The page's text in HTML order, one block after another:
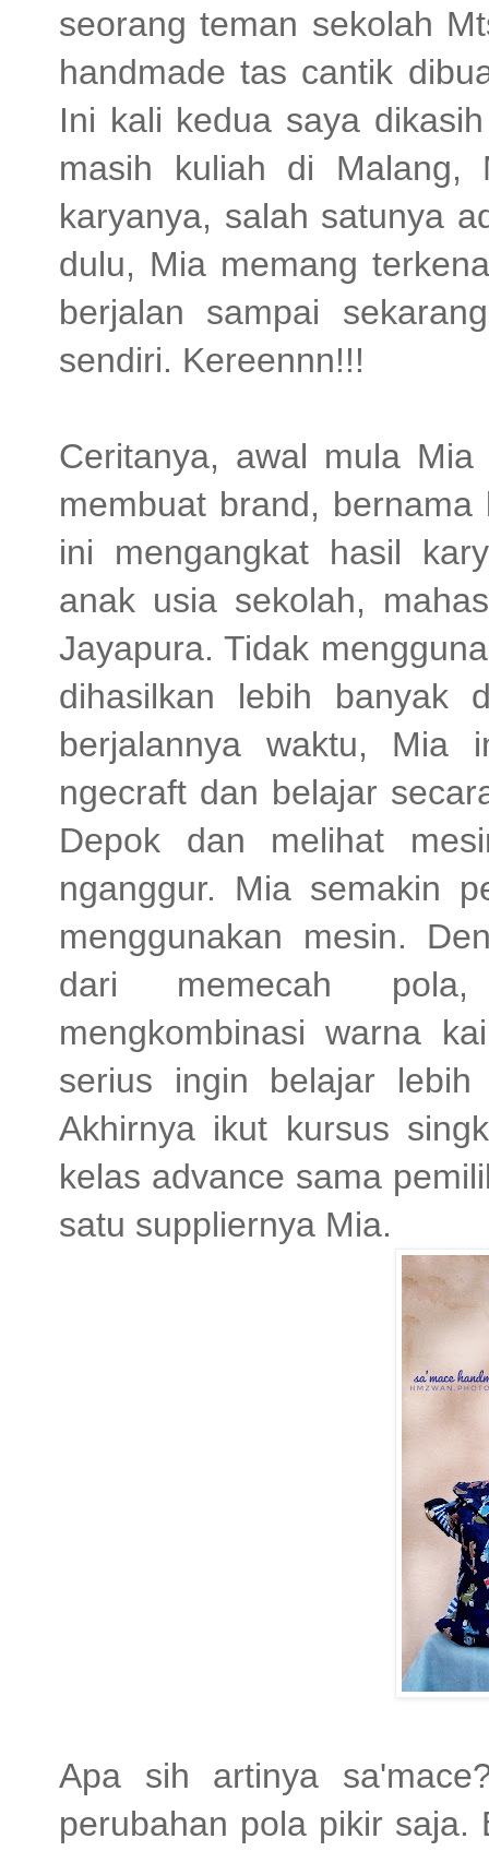
seorang teman sekolah
handmade tas cantik
Ini kali kedua saya
masih kuliah di Malang,
karyanya, salah satunya
dulu, Mia memang
berjalan sampai
sendiri. Kereennn!!!
Ceritanya, awal mula
membuat brand,
ini mengangkat hasil
anak usia sekolah,
Jayapura. Tidak
dihasilkan lebih banyak
berjalannya waktu, Mia
ngecraft dan belajar
Depok dan melihat
nganggur. Mia semakin
menggunakan mesin.
dari memecah pola,
mengkombinasi warna
serius ingin belajar
Akhirnya ikut kursus
kelas advance sama
satu suppliernya Mia.
Apa sih artinya
perubahan pola pikir saja.